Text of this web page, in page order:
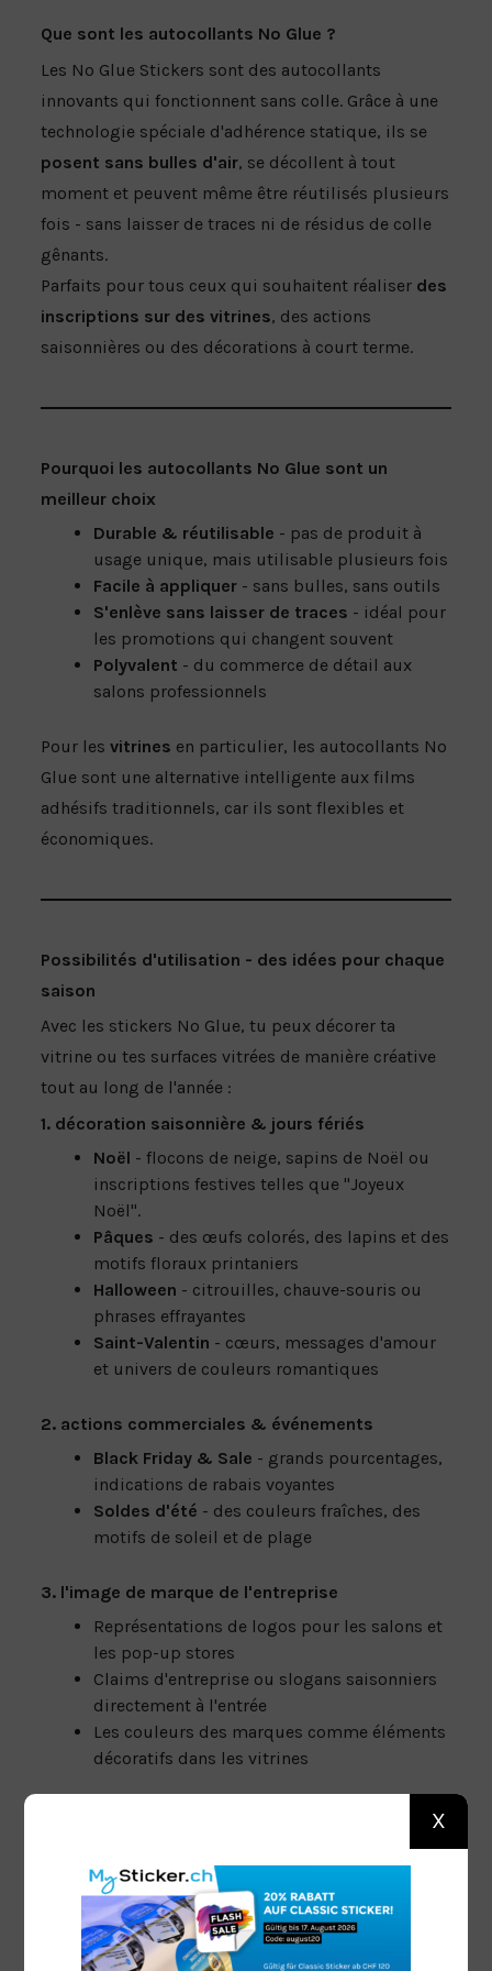
AUTOCOLLANTS DE SOL À COURT TERME
FLOOR-STICKER À LONG TERME
Que sont les autocollants No Glue ?
Les No Glue Stickers sont des autocollants
innovants qui fonctionnent sans colle. Grâce à une
technologie spéciale d'adhérence statique, ils se
posent sans bulles d'air, se décollent à tout
moment et peuvent même être réutilisés plusieurs
fois - sans laisser de traces ni de résidus de colle
gênants.
Parfaits pour tous ceux qui souhaitent réaliser des
inscriptions sur des vitrines, des actions
saisonnières ou des décorations à court terme.
Pourquoi les autocollants No Glue sont un
meilleur choix
Durable & réutilisable - pas de produit à
usage unique, mais utilisable plusieurs fois
Facile à appliquer - sans bulles, sans outils
S'enlève sans laisser de traces - idéal pour
les promotions qui changent souvent
Polyvalent - du commerce de détail aux
salons professionnels
Pour lesvitrines en particulier, les autocollants No
Glue sont une alternative intelligente aux films
adhésifs traditionnels, car ils sont flexibles et
économiques.
Possibilités d'utilisation - des idées pour chaque
saison
Avec les stickers No Glue, tu peux décorer ta
vitrine ou tes surfaces vitrées de manière créative
tout au long de l'année :
1. décoration saisonnière & jours fériés
Noël - flocons de neige, sapins de Noël ou
inscriptions festives telles que "Joyeux
Noël".
Pâques - des œufs colorés, des lapins et des
motifs floraux printaniers
Halloween - citrouilles, chauve-souris ou
phrases effrayantes
Saint-Valentin - cœurs, messages d'amour
et univers de couleurs romantiques
2. actions commerciales & événements
Black Friday & Sale - grands pourcentages,
indications de rabais voyantes
Soldes d'été - des couleurs fraîches, des
motifs de soleil et de plage
3. l'image de marque de l'entreprise
Représentations de logos pour les salons et
les pop-up stores
Claims d'entreprise ou slogans saisonniers
directement à l'entrée
Les couleurs des marques comme éléments
décoratifs dans les vitrines
Conseils pour une application parfaite
Nettoyer la surface- des surfaces exemptes
de poussière et de graisse assurent une
adhérence optimale
X